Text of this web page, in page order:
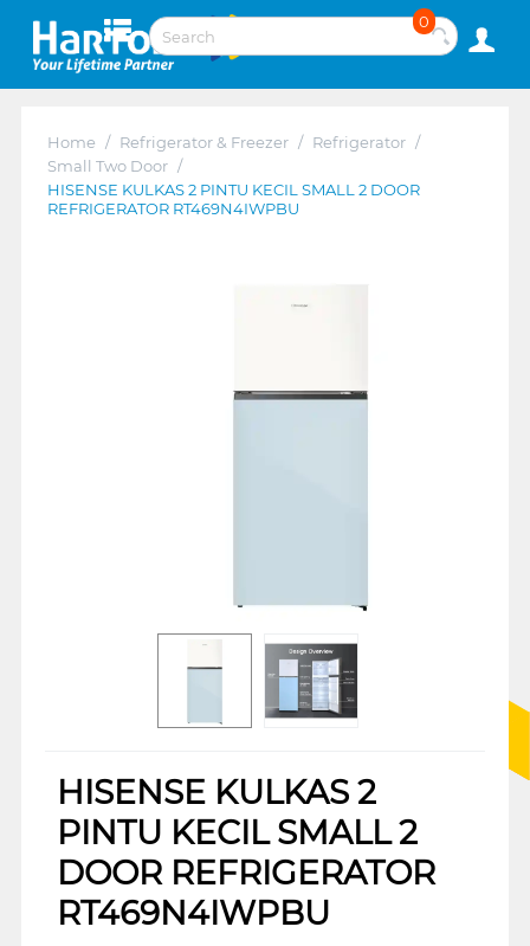
0
Home / Refrigerator & Freezer / Refrigerator /
Small Two Door /
HISENSE KULKAS 2 PINTU KECIL SMALL 2 DOOR
REFRIGERATOR RT469N4IWPBU
HISENSE KULKAS 2
PINTU KECIL SMALL 2
DOOR REFRIGERATOR
RT469N4IWPBU